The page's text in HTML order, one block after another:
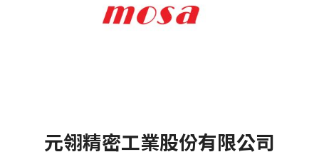
元翎精密工業股份有限公司